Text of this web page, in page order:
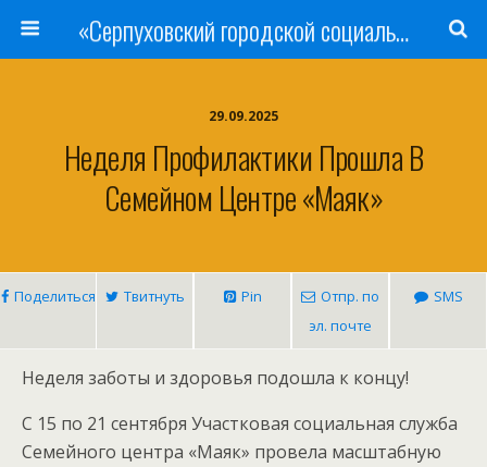
«Серпуховский городской социально-реабилитационный Центр для несовершеннолетних»
29.09.2025
Неделя Профилактики Прошла В
Семейном Центре «Маяк»
Поделиться Твитнуть Pin
Отпр. по
эл. почте
SMS
Неделя заботы и здоровья подошла к концу!
С 15 по 21 сентября Участковая социальная служба
Семейного центра «Маяк» провела масштабную